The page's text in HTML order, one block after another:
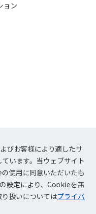
びお客様により適したサ
います。当ウェブサイト
使用に同意いただいたも
設定により、Cookieを無
扱いについてはプライバ
ョン
ィ基本方針
サイトマップ